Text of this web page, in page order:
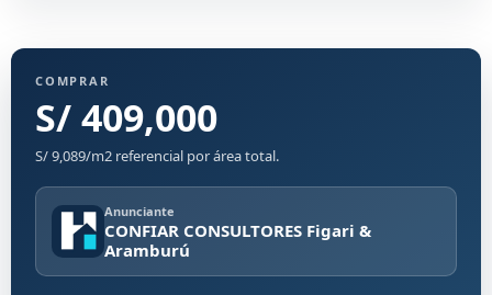
COMPRAR
S/ 409,000
S/ 9,089/m2 referencial por área total.
Anunciante
CONFIAR CONSULTORES Figari &
Aramburú